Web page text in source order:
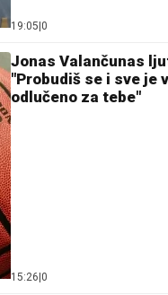
19:05 0
Jonas Valančunas
"Probudiš se i sve je
odlučeno za tebe"
15:26 0